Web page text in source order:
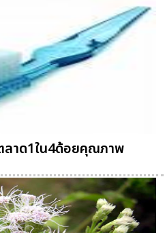
าด1ใน4ด้อยคุณภาพ